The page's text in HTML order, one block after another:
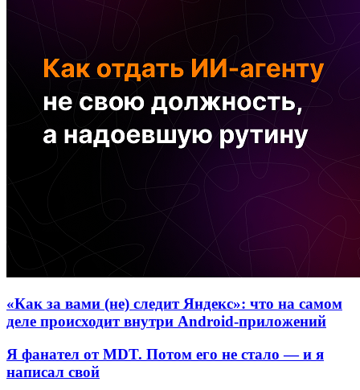
«Как за вами (не) следит Яндекс»: что на самом
деле происходит внутри Android-приложений
Я фанател от MDT. Потом его не стало — и я
написал свой